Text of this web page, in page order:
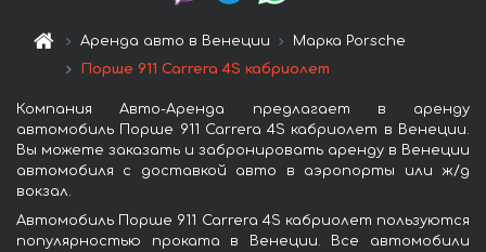
Аренда авто в Венеции
Марка Porsche
Порше 911 Carrera 4S кабриолет
Компания Авто-Аренда предлагает в аренду
автомобиль Порше 911 Carrera 4S кабриолет в Венеции.
Вы можете заказать и забронировать аренду в Венеции
автомобиля с доставкой авто в аэропорты или ж/д
вокзал.
Автомобиль Порше 911 Carrera 4S кабриолет пользуются
популярностью проката в Венеции. Все автомобили